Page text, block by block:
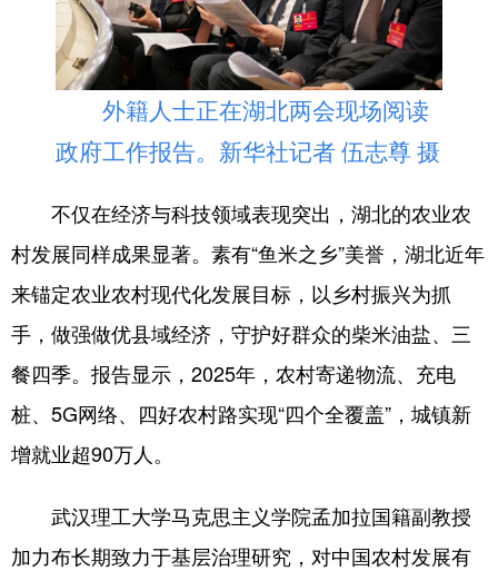
Deutsch Português
外籍人士正在湖北两会现场阅读
政府工作报告。新华社记者 伍志尊 摄
不仅在经济与科技领域表现突出，湖北的农业农
村发展同样成果显著。素有“鱼米之乡”美誉，湖北近年
来锚定农业农村现代化发展目标，以乡村振兴为抓
手，做强做优县域经济，守护好群众的柴米油盐、三
餐四季。报告显示，2025年，农村寄递物流、充电
桩、5G网络、四好农村路实现“四个全覆盖”，城镇新
增就业超90万人。
武汉理工大学马克思主义学院孟加拉国籍副教授
加力布长期致力于基层治理研究，对中国农村发展有